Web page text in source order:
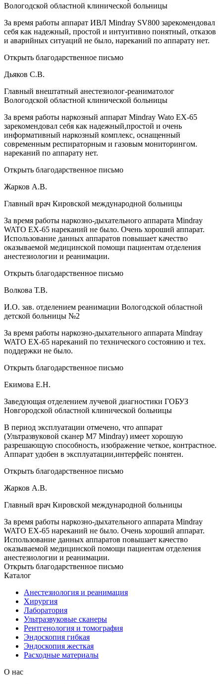
Вологодской областной клинической больницы
За время работы аппарат ИВЛ Mindray SV800 зарекомендовал
себя как надежный, простой и интуитивно понятный, отказов
и аварийных ситуаций не было, нареканий по аппарату нет.
Открыть благодарственное письмо
Дьяков С.В.
Главный внештатный анестезиолог-реаниматолог
Вологодской областной клинической больницы
За время работы наркозный аппарат Mindray Wato EX-65
зарекомендовал себя как надежный,простой и очень
информативный наркозный комплекс, оснащенный
современным респираторным и газовым мониторингом.
нареканий по аппарату нет.
Открыть благодарственное письмо
Жарков А.В.
Главный врач Кировской международной больницы
За время работы наркозно-дыхательного аппарата Mindray
WATO EX-65 нареканий не было. Очень хороший аппарат.
Использование данных аппаратов повышает качество
оказываемой медицинской помощи пациентам отделения
анестезиологии и реанимации.
Открыть благодарственное письмо
Волкова Т.В.
И.О. зав. отделением реанимации Вологодской областной
детской больницы №2
За время работы наркозно-дыхательного аппарата Mindray
WATO EX-65 нареканий по технического состоянию и тех.
поддержки не было.
Открыть благодарственное письмо
Екимова Е.Н.
Заведующая отделением лучевой диагностики ГОБУЗ
Новгородской областной клинической больницы
В период эксплуатации отмечено, что аппарат
(Ультразвуковой сканер М7 Mindray) имеет хорошую
разрешающую способность, изображение четкое, контрастное.
Аппарат удобен в эксплуатации,интерфейс понятен.
Открыть благодарственное письмо
Жарков А.В.
Главный врач Кировской международной больницы
За время работы наркозно-дыхательного аппарата Mindray
WATO EX-65 нареканий не было. Очень хороший аппарат.
Использование данных аппаратов повышает качество
оказываемой медицинской помощи пациентам отделения
анестезиологии и реанимации.
Открыть благодарственное письмо
Каталог
Анестезиология и реанимация
Хирургия
Лаборатория
Ультразвуковые сканеры
Рентгенология и томография
Эндоскопия гибкая
Эндоскопия жесткая
Расходные материалы
О нас